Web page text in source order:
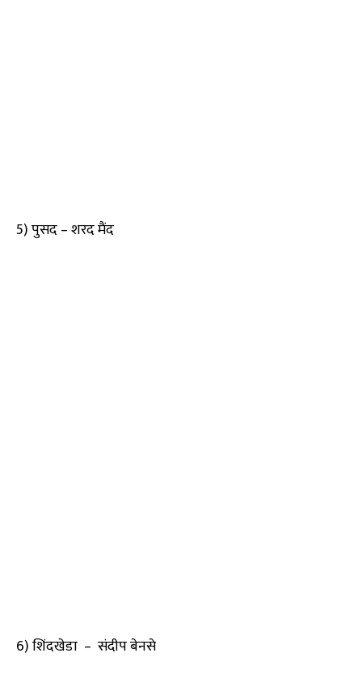
5) पुसद – शरद मैंद
6) शिंदखेडा – संदीप बेनसे